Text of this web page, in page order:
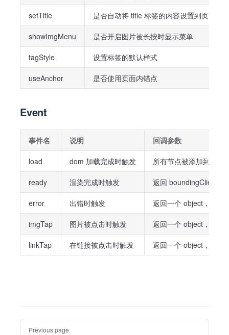
setTitle 是否自动将 title 标签的内容设置到页面标
showImgMenu 是否开启图片被长按时显示菜单
tagStyle 设置标签的默认样式
useAnchor 是否使用页面内锚点
Event
事件名 说明 回调参数
load dom 加载完成时触发 所有节点被添加到节点
ready 渲染完成时触发 返回
error 出错时触发 返回一个 object，其中
imgTap 图片被点击时触发 返回一个 object，其中
linkTap 在链接被点击时触发 返回一个 object，其中
PagerPrevious page